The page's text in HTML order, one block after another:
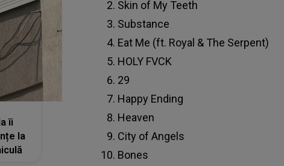
Skin of My Teeth
Substance
Eat Me (ft. Royal & The Serpent)
HOLY FVCK
29
Happy Ending
Heaven
City of Angels
Bones
îi
la